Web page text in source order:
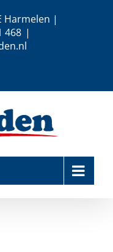
Harmelen |
468 |